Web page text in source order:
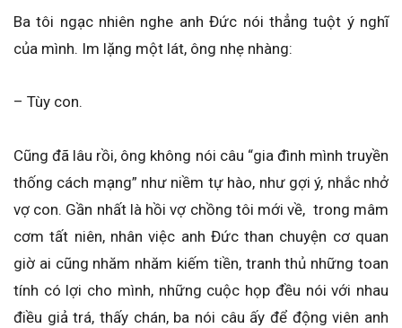
Ba tôi ngạc nhiên nghe anh Đức nói thẳng tuột ý nghĩ
của mình. Im lặng một lát, ông nhẹ nhàng:
– Tùy con.
Cũng đã lâu rồi, ông không nói câu “gia đình mình truyền
thống cách mạng” như niềm tự hào, như gợi ý, nhắc nhở
vợ con. Gần nhất là hồi vợ chồng tôi mới về, trong mâm
cơm tất niên, nhân việc anh Đức than chuyện cơ quan
giờ ai cũng nhăm nhăm kiếm tiền, tranh thủ những toan
tính có lợi cho mình, những cuộc họp đều nói với nhau
điều giả trá, thấy chán, ba nói câu ấy để động viên anh